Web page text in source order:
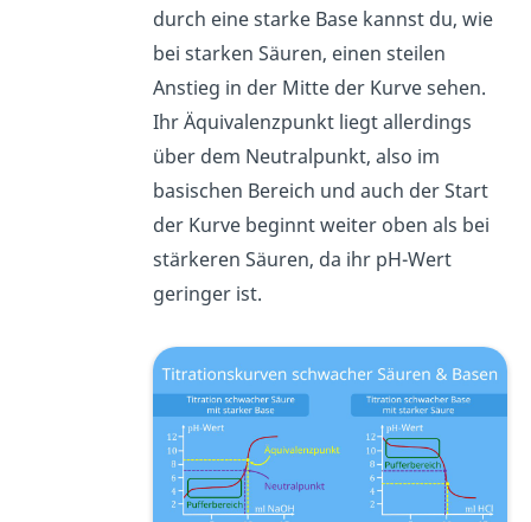
durch eine starke Base kannst du, wie
bei starken Säuren, einen steilen
Anstieg in der Mitte der Kurve sehen.
Ihr Äquivalenzpunkt liegt allerdings
über dem Neutralpunkt, also im
basischen Bereich und auch der Start
der Kurve beginnt weiter oben als bei
stärkeren Säuren, da ihr pH-Wert
geringer ist.